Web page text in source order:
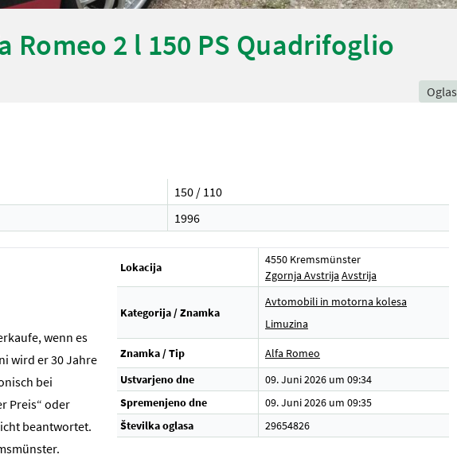
Romeo 2 l 150 PS Quadrifoglio
Oglas
150 / 110
1996
wenn es
wird er 30 Jahre
bei
Preis“ oder
beantwortet.
Lokacija
4550 Kremsmünster
Zgornja Avstrija Avstrija
Kategorija / Znamka
Avtomobili in motorna kolesa
Limuzina
Znamka / Tip
Alfa Romeo
Ustvarjeno dne
09. Juni 2026 um 09:34
Spremenjeno dne
09. Juni 2026 um 09:35
Številka oglasa
29654826